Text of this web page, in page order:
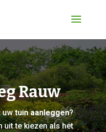
Rauw
uwtuin aanleggen?
uit te kiezen als het